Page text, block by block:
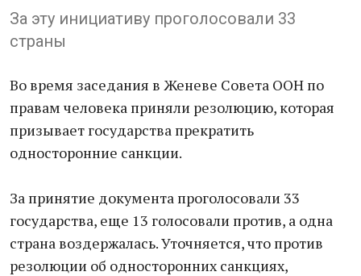
За эту инициативу проголосовали 33
страны
Во время заседания в Женеве Совета ООН по
правам человека приняли резолюцию, которая
призывает государства прекратить
односторонние санкции.
За принятие документа проголосовали 33
государства, еще 13 голосовали против, а одна
страна воздержалась. Уточняется, что против
резолюции об односторонних санкциях,